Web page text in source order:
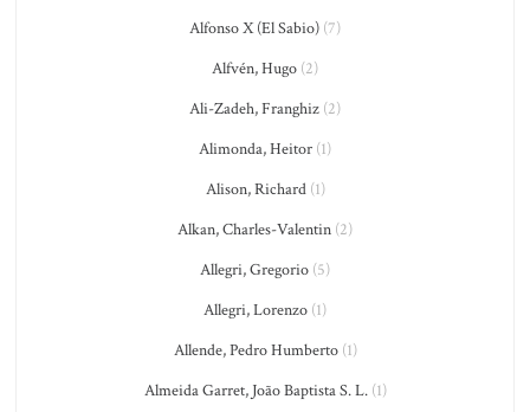
Alfonso X (El Sabio) (7)
Alfvén, Hugo (2)
Ali-Zadeh, Franghiz (2)
Alimonda, Heitor (1)
Alison, Richard(1)
Alkan, Charles-Valentin (2)
Allegri, Gregorio (5)
Allegri, Lorenzo (1)
Allende, Pedro Humberto(1)
Almeida Garret, João Baptista S. L.(1)